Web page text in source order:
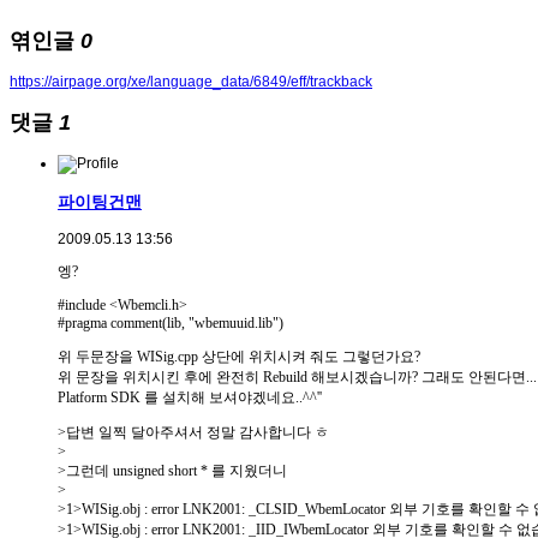
엮인글 0
https://airpage.org/xe/language_data/6849/eff/trackback
댓글 1
파이팅건맨
2009.05.13 13:56
엥?
#include <Wbemcli.h>
#pragma comment(lib, "wbemuuid.lib")
위 두문장을 WISig.cpp 상단에 위치시켜 줘도 그렇던가요?
위 문장을 위치시킨 후에 완전히 Rebuild 해보시겠습니까? 그래도 안된다면...
Platform SDK 를 설치해 보셔야겠네요..^^''
>답변 일찍 달아주셔서 정말 감사합니다 ㅎ
>
>그런데 unsigned short * 를 지웠더니
>
>1>WISig.obj : error LNK2001: _CLSID_WbemLocator 외부 기호를 확인할 수
>1>WISig.obj : error LNK2001: _IID_IWbemLocator 외부 기호를 확인할 수 없